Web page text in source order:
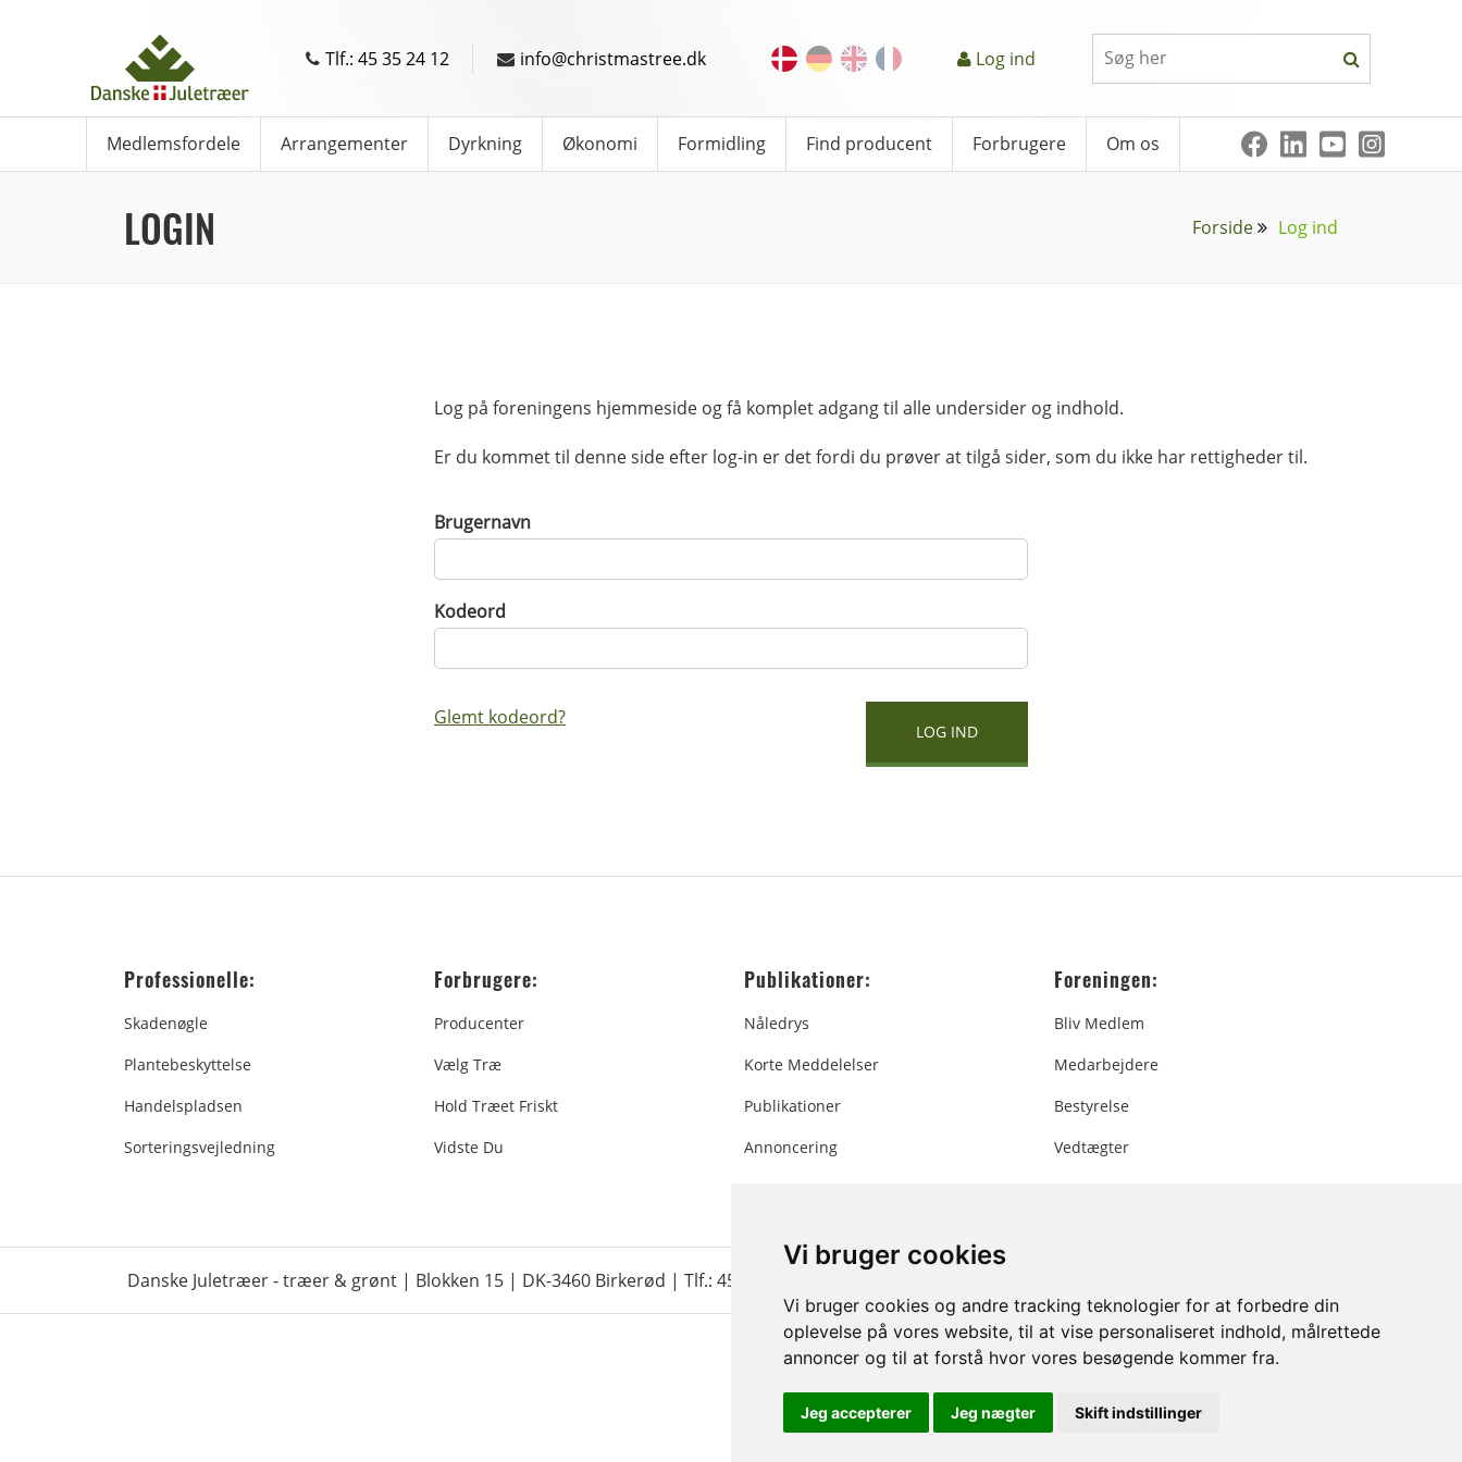
Vi bruger cookies
Vi bruger cookies og andre tracking teknologier for at forbedre din
oplevelse på vores website, til at vise personaliseret indhold, målrettede
annoncer og til at forstå hvor vores besøgende kommer fra.
Jeg accepterer Jeg nægter Skift indstillinger
Tlf.: 45 35 24 12 info@christmastree.dk Log ind
Medlemsfordele Arrangementer Dyrkning Økonomi Formidling Find producent Forbrugere Om os
LOGIN Forside Log ind
Log på foreningens hjemmeside og få komplet adgang til alle undersider og indhold.
Er du kommet til denne side efter log-in er det fordi du prøver at tilgå sider, som du ikke har rettigheder til.
Brugernavn
Kodeord
Glemt kodeord?
Professionelle:
Skadenøgle
Plantebeskyttelse
Handelspladsen
Sorteringsvejledning
Forbrugere:
Producenter
Vælg Træ
Hold Træet Friskt
Vidste Du
Publikationer:
Nåledrys
Korte Meddelelser
Publikationer
Annoncering
Foreningen:
Bliv Medlem
Medarbejdere
Bestyrelse
Vedtægter
Danske Juletræer - træer & grønt | Blokken 15 | DK-3460 Birkerød | Tlf.: 45 35 24 12